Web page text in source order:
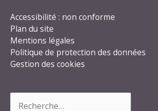
Accessibilité : non conforme
Plan du site
Mentions légales
Politique de protection des données
Gestion des cookies